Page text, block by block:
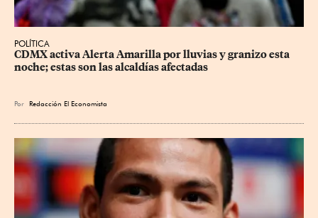
POLÍTICA
CDMX activa Alerta Amarilla por lluvias y granizo esta
noche; estas son las alcaldías afectadas
Por Redacción El Economista